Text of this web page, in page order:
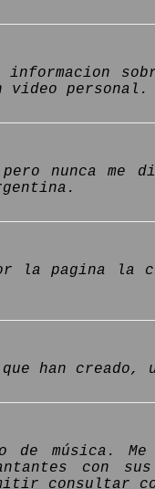
personal.
pero nunca
pagina la
han creado,
de música.
con
consultar